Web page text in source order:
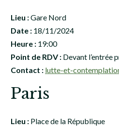
Lieu :Gare Nord
Date : 18/11/2024
Heure : 19:00
Point de RDV : Devant l’entrée
Contact : lutte-et-
Paris
Lieu : Place de la République